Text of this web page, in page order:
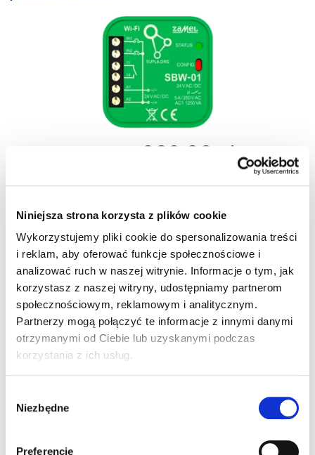
Niniejsza strona korzysta z plików cookie
Wykorzystujemy pliki cookie do spersonalizowania treści
i reklam, aby oferować funkcje społecznościowe i
analizować ruch w naszej witrynie. Informacje o tym, jak
korzystasz z naszej witryny, udostępniamy partnerom
społecznościowym, reklamowym i analitycznym.
Partnerzy mogą połączyć te informacje z innymi danymi
otrzymanymi od Ciebie lub uzyskanymi podczas
korzystania z ich usług.
zgody
Niezbędne
Preferencje
282,36 zł brutto / szt.
1 szt. Magazyn Centralny 24 h
szt.
STEROWNIK ROLET DOPUSZKOWY
PRZEWODOWY TYP: SRP-01
Kod produktu: CE0005584
Producent:ZAMEL
Kod produktu: EXT10000126